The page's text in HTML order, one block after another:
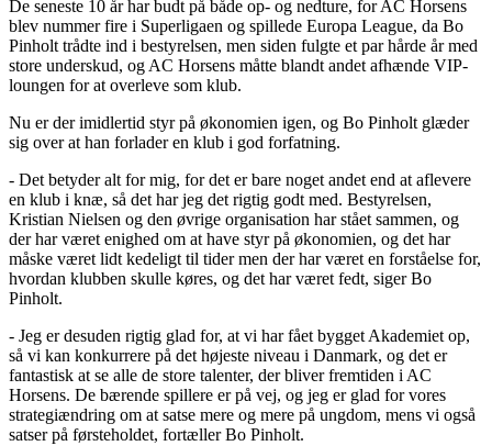
De seneste 10 år har budt på både op- og nedture, for AC Horsens
blev nummer fire i Superligaen og spillede Europa League, da Bo
Pinholt trådte ind i bestyrelsen, men siden fulgte et par hårde år med
store underskud, og AC Horsens måtte blandt andet afhænde VIP-
loungen for at overleve som klub.
Nu er der imidlertid styr på økonomien igen, og Bo Pinholt glæder
sig over at han forlader en klub i god forfatning.
- Det betyder alt for mig, for det er bare noget andet end at aflevere
en klub i knæ, så det har jeg det rigtig godt med. Bestyrelsen,
Kristian Nielsen og den øvrige organisation har stået sammen, og
der har været enighed om at have styr på økonomien, og det har
måske været lidt kedeligt til tider men der har været en forståelse for,
hvordan klubben skulle køres, og det har været fedt, siger Bo
Pinholt.
- Jeg er desuden rigtig glad for, at vi har fået bygget Akademiet op,
så vi kan konkurrere på det højeste niveau i Danmark, og det er
fantastisk at se alle de store talenter, der bliver fremtiden i AC
Horsens. De bærende spillere er på vej, og jeg er glad for vores
strategiændring om at satse mere og mere på ungdom, mens vi også
satser på førsteholdet, fortæller Bo Pinholt.